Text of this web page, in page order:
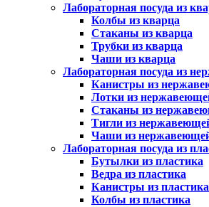
Лабораторная посуда из
Колбы из кварца
Стаканы из кварца
Трубки из кварца
Чаши из кварца
Лабораторная посуда из
Канистры из
Лотки из
Стаканы из
Тигли из
Чаши из
Лабораторная посуда из
Бутылки из пластика
Ведра из пластика
Канистры из пластика
Колбы из пластика